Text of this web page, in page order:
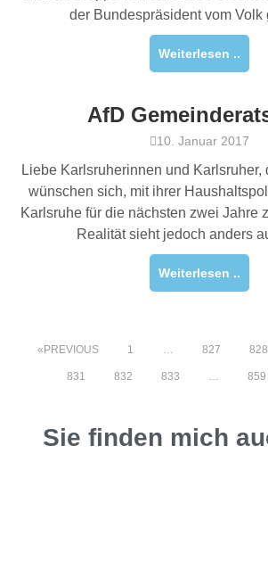
der Bundespräsident vom
Weiterlesen ..
AfD
10. Januar 2017
Liebe Karlsruherinnen und Karlsruher,
wünschen sich, mit ihrer
Karlsruhe für die nächsten zwei Jahre
Realität sieht jedoch anders
Weiterlesen ..
PREVIOUS 1 … 827 828
831 832 833 … 859
Sie finden mich